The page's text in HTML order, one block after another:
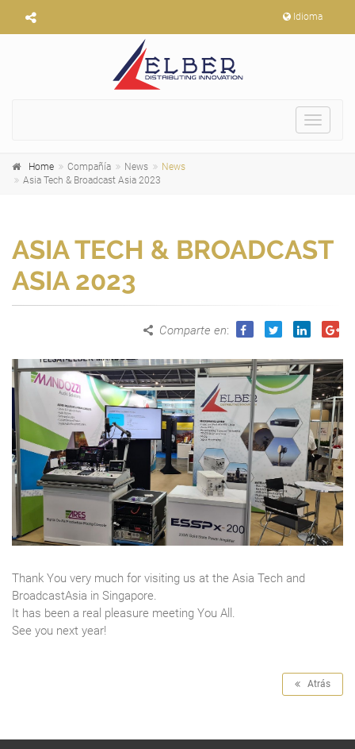
Idioma
Toggle
Home Compañía News
News
Asia Tech & Broadcast Asia 2023
ASIA TECH & BROADCAST
ASIA 2023
Comparte en:
Thank You very much for visiting us at the Asia Tech and
BroadcastAsia in Singapore.
It has been a real pleasure meeting You All.
See you next year!
Atrás